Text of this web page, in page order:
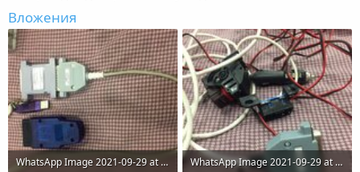
Вложения
WhatsApp Image 2021-09-29 at 18.53.55.jpeg
WhatsApp Image 2021-09-29 at 18.53.56 (1).jpeg